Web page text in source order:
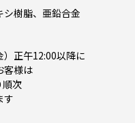
シ樹脂、亜鉛合金
正午12:00以降に
客様は
順次
す